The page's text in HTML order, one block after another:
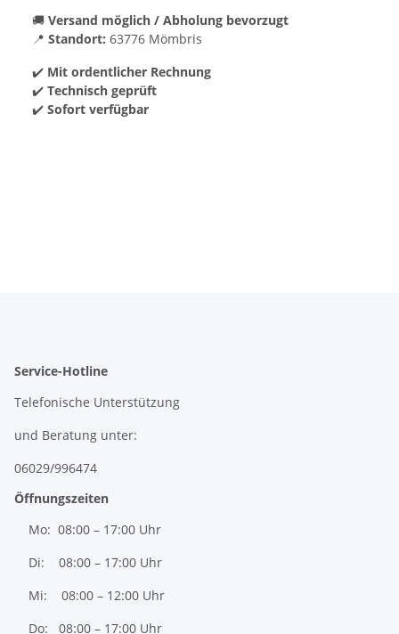
🚚 Versand möglich / Abholung bevorzugt
📍 Standort: 63776 Mömbris
✔️ Mit ordentlicher Rechnung
✔️ Technisch geprüft
✔️ Sofort verfügbar
Service-Hotline
Telefonische Unterstützung
und Beratung unter:
06029/996474
Öffnungszeiten
Mo: 08:00 – 17:00 Uhr
Di: 08:00 – 17:00 Uhr
Mi: 08:00 – 12:00 Uhr
Do: 08:00 – 17:00 Uhr